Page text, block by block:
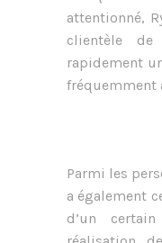
attentionné,
clientèle
rapidement
fréquemment
Parmi les
a également
d’un